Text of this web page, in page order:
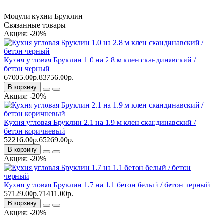
Модули кухни Бруклин
Связанные товары
Акция: -20%
Кухня угловая Бруклин 1.0 на 2.8 м клен скандинавский /
бетон черный
67005.00р.83756.00р.
В корзину
Акция: -20%
Кухня угловая Бруклин 2.1 на 1.9 м клен скандинавский /
бетон коричневый
52216.00р.65269.00р.
В корзину
Акция: -20%
Кухня угловая Бруклин 1.7 на 1.1 бетон белый / бетон черный
57129.00р.71411.00р.
В корзину
Акция: -20%